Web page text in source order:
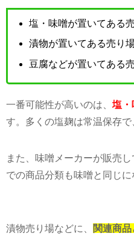
塩・味噌が置いてある
漬物が置いてある売り
豆腐などが置いてある
一番可能性が高いのは、 塩・
す。多くの塩麹は常温保存で
また、味噌メーカーが販売
での商品分類も味噌と同じに
漬物売り場などに、 関連商